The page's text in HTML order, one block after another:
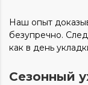
Наш опыт
безупречно.
как в день
Сезонный